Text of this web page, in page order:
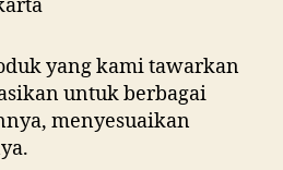
yang kami tawarkan
untuk berbagai
menyesuaikan